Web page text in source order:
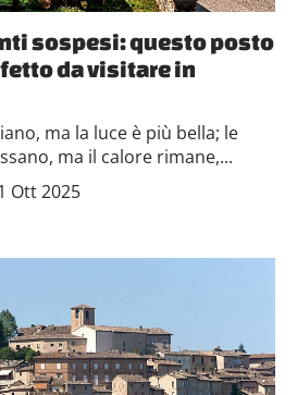
sospesi: questo posto
da visitare in
ma la luce è più bella; le
ma il calore rimane,...
Ott 2025